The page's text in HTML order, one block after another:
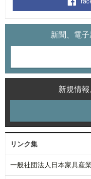
新聞、電
新規情
リンク集
一般社団法人日本家具産